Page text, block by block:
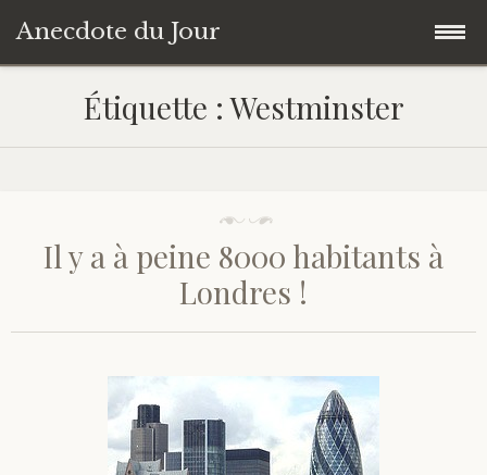
Anecdote du Jour
Accéder
contenu
Accueil
Livres de Culture Générale
À propos
Étiquette :Westminster
Il y a à peine 8000 habitants à
Londres !